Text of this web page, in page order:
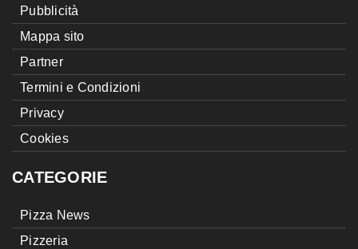
Pubblicità
Mappa sito
Partner
Termini e Condizioni
Privacy
Cookies
CATEGORIE
Pizza News
Pizzeria